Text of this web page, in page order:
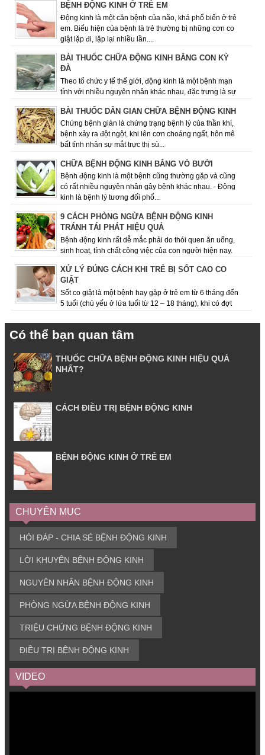
BỆNH ĐỘNG KINH Ở TRẺ EM
Động kinh là một căn bệnh của não, khá phổ biến ở trẻ
em. Biểu hiện của bệnh là trẻ thường bị những cơn co
giật lặp đi, lặp lại nhiều lần....
BÀI THUỐC CHỮA ĐỘNG KINH BẰNG CON KỲ
ĐÀ
Theo tổ chức y tế thế giới, động kinh là một bệnh mạn
tính với nhiều nguyên nhân khác nhau­­­­­, đặc trưng là sự
BÀI THUỐC DÂN GIAN CHỮA BỆNH ĐỘNG KINH
Chứng bệnh giản là chứng trạng bệnh lý của thần khí,
bệnh xảy ra đột ngột, khi lên cơn choáng ngất, hôn mê
bất tỉnh nhân sự mắt trực thị sù...
CHỮA BỆNH ĐỘNG KINH BẰNG VỎ BƯỞI
Bệnh động kinh là một bệnh cũng thường gặp và cũng
có rất nhiều nguyên nhân gây bệnh khác nhau. - Động
kinh là bệnh lý tương đối phổ...
9 CÁCH PHÒNG NGỪA BỆNH ĐỘNG KINH
TRÁNH TÁI PHÁT HIỆU QUẢ
Bệnh động kinh rất dễ mắc phải do thói quen ăn uống,
sinh hoạt, tính chất công việc của con người hiện nay.
XỬ LÝ ĐÚNG CÁCH KHI TRẺ BỊ SỐT CAO CO
GIẬT
Sốt co giật là một bệnh hay gặp ở trẻ em từ 6 tháng đến
5 tuổi (chủ yếu ở lứa tuổi từ 12 – 18 tháng), khi có đợt
Có thể bạn quan tâm
THUỐC CHỮA BỆNH ĐỘNG KINH HIỆU QUẢ
NHẤT?
CÁCH ĐIỀU TRỊ BỆNH ĐỘNG KINH
BỆNH ĐỘNG KINH Ở TRẺ EM
CHUYÊN MỤC
HỎI ĐÁP - CHIA SẺ BỆNH ĐỘNG KINH
LỜI KHUYÊN BỆNH ĐỘNG KINH
NGUYÊN NHÂN BỆNH ĐỘNG KINH
PHÒNG NGỪA BỆNH ĐỘNG KINH
TRIỆU CHỨNG BỆNH ĐỘNG KINH
ĐIỀU TRỊ BỆNH ĐỘNG KINH
VIDEO